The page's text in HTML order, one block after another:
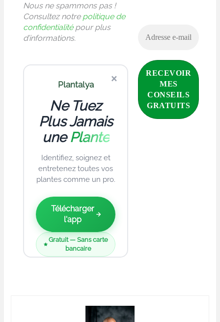
Nous ne spammons pas !
Consultez notre politique de
confidentialitépour plus
d’informations.
×
Plantalya
Ne Tuez
Plus Jamais
unePlante
Identifiez, soignez et
entretenez toutes vos
plantes comme un pro.
Télécharger
l'app
Gratuit — Sans carte
bancaire